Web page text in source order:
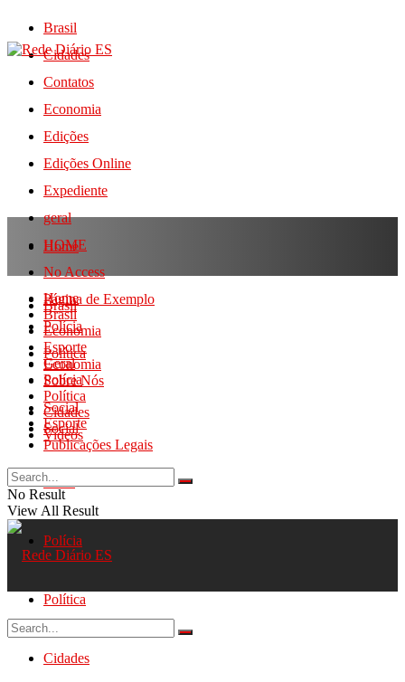
Brasil
Cidades
Contatos
Economia
Edições
Edições Online
Expediente
geral
HOME
No Access
Página de Exemplo
Polícia
Política
Sobre Nós
Social
Videos
Home
Brasil
Economia
Esporte
Geral
Polícia
Política
Cidades
Home
Brasil
Economia
Esporte
Geral
Polícia
Política
Cidades
Social
Publicações Legais
No Result
View All Result